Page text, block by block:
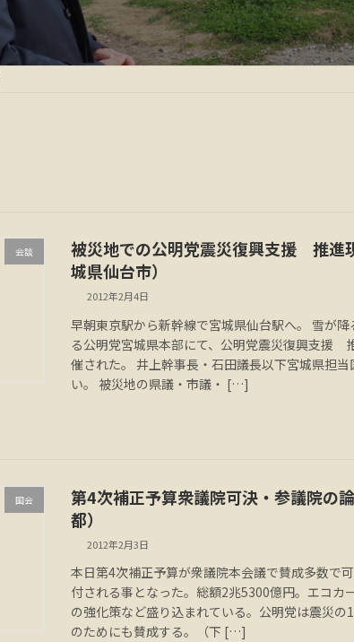
会談
被災地での公明党震災復興支援 推進
城県仙台市）
2012年2月4日
早朝東京駅から新幹線で宮城県仙台駅へ。 雪が
る公明党宮城県本部にて、公明党震災復興支援
催された。 井上幹事長・石田議長以下宮城県担
い。 被災地の県議・市議・ […]
国会
第4次補正予算衆議院可決・参議院の
都）
2012年2月3日
本日第4次補正予算が衆議院本会議で賛成多数で
付される事となった。総額2兆5300億円。エコカ
の強化策など盛り込まれている。公明党は震災の
のためにも賛成する。（下 […]